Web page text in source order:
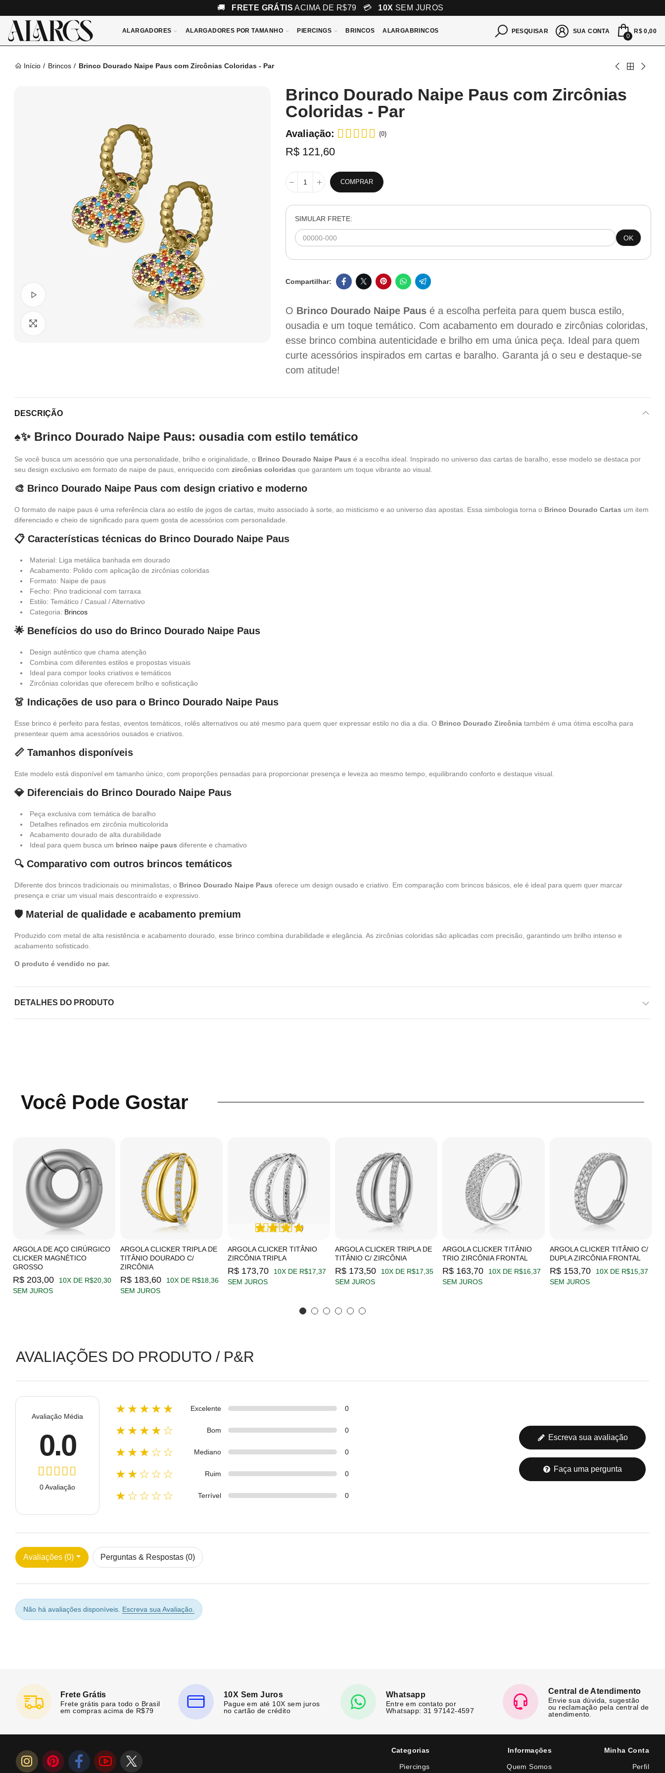
🚚 FRETE GRÁTIS ACIMA DE R$79 💳 10X SEM JUROS
ALARGADORES ALARGADORES POR TAMANHO PIERCINGS BRINCOS ALARGABRINCOS PESQUISAR SUA CONTA
0
R$ 0,00
Início Brincos Brinco Dourado Naipe Paus com Zircônias Coloridas - Par
Brinco Dourado Naipe Paus com Zircônias
Coloridas - Par
Avaliação: (0)
R$ 121,60
COMPRAR
SIMULAR FRETE:
OK
O Brinco Dourado Naipe Paus é a escolha perfeita para quem busca estilo,
ousadia e um toque temático. Com acabamento em dourado e zircônias coloridas,
esse brinco combina autenticidade e brilho em uma única peça. Ideal para quem
curte acessórios inspirados em cartas e baralho. Garanta já o seu e destaque-se
com atitude!
DESCRIÇÃO
♠️✨ Brinco Dourado Naipe Paus: ousadia com estilo temático
Se você busca um acessório que una personalidade, brilho e originalidade, o Brinco Dourado Naipe Paus é a escolha ideal. Inspirado no universo das cartas de baralho, esse modelo se destaca por
seu design exclusivo em formato de naipe de paus, enriquecido com zircônias coloridas que garantem um toque vibrante ao visual.
🎨 Brinco Dourado Naipe Paus com design criativo e moderno
O formato de naipe paus é uma referência clara ao estilo de jogos de cartas, muito associado à sorte, ao misticismo e ao universo das apostas. Essa simbologia torna o Brinco Dourado Cartas um item
diferenciado e cheio de significado para quem gosta de acessórios com personalidade.
📋 Características técnicas do Brinco Dourado Naipe Paus
Material: Liga metálica banhada em dourado
Acabamento: Polido com aplicação de zircônias coloridas
Formato: Naipe de paus
Fecho: Pino tradicional com tarraxa
Estilo: Temático / Casual / Alternativo
Categoria: Brincos
🌟 Benefícios do uso do Brinco Dourado Naipe Paus
Design autêntico que chama atenção
Combina com diferentes estilos e propostas visuais
Ideal para compor looks criativos e temáticos
Zircônias coloridas que oferecem brilho e sofisticação
👗 Indicações de uso para o Brinco Dourado Naipe Paus
Esse brinco é perfeito para festas, eventos temáticos, rolês alternativos ou até mesmo para quem quer expressar estilo no dia a dia. O Brinco Dourado Zircônia também é uma ótima escolha para
presentear quem ama acessórios ousados e criativos.
📏 Tamanhos disponíveis
Este modelo está disponível em tamanho único, com proporções pensadas para proporcionar presença e leveza ao mesmo tempo, equilibrando conforto e destaque visual.
💎 Diferenciais do Brinco Dourado Naipe Paus
Peça exclusiva com temática de baralho
Detalhes refinados em zircônia multicolorida
Acabamento dourado de alta durabilidade
Ideal para quem busca um brinco naipe paus diferente e chamativo
🔍 Comparativo com outros brincos temáticos
Diferente dos brincos tradicionais ou minimalistas, o Brinco Dourado Naipe Paus oferece um design ousado e criativo. Em comparação com brincos básicos, ele é ideal para quem quer marcar
presença e criar um visual mais descontraído e expressivo.
🛡️ Material de qualidade e acabamento premium
Produzido com metal de alta resistência e acabamento dourado, esse brinco combina durabilidade e elegância. As zircônias coloridas são aplicadas com precisão, garantindo um brilho intenso e
acabamento sofisticado.
O produto é vendido no par.
DETALHES DO PRODUTO
Você Pode Gostar
ARGOLA DE AÇO CIRÚRGICO
CLICKER MAGNÉTICO
GROSSO
R$ 203,00
10X DE R$20,30
SEM JUROS
ARGOLA CLICKER TRIPLA DE
TITÂNIO DOURADO C/
ZIRCÔNIA
R$ 183,60
10X DE R$18,36
SEM JUROS
ARGOLA CLICKER TITÂNIO
ZIRCÔNIA TRIPLA
(1)
R$ 173,70
10X DE R$17,37
SEM JUROS
ARGOLA CLICKER TRIPLA DE
TITÂNIO C/ ZIRCÔNIA
R$ 173,50
10X DE R$17,35
SEM JUROS
ARGOLA CLICKER TITÂNIO
TRIO ZIRCÔNIA FRONTAL
R$ 163,70
10X DE R$16,37
SEM JUROS
ARGOLA CLICKER TITÂNIO C/
DUPLA ZIRCÔNIA FRONTAL
R$ 153,70
10X DE R$15,37
SEM JUROS
AVALIAÇÕES DO PRODUTO / P&R
Avaliação Média
0.0
0 Avaliação
★★★★★ Excelente 0
★★★★☆ Bom 0
★★★☆☆ Mediano 0
★★☆☆☆ Ruim 0
★☆☆☆☆ Terrível 0
Escreva sua avaliação
Faça uma pergunta
Avaliações (0) Perguntas & Respostas (0)
Não há avaliações disponíveis. Escreva sua Avaliação.
Frete Grátis
Frete grátis para todo o Brasil
em compras acima de R$79
10X Sem Juros
Pague em até 10X sem juros
no cartão de crédito
Whatsapp
Entre em contato por
Whatsapp: 31 97142-4597
Central de Atendimento
Envie sua dúvida, sugestão
ou reclamação pela central de
atendimento.
Categorias
Piercings
Informações
Quem Somos
Minha Conta
Perfil